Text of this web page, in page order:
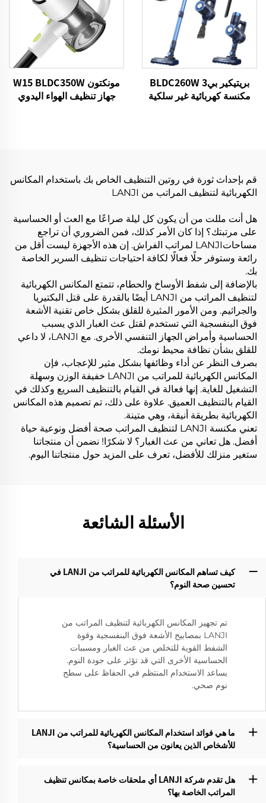
بريتيكير بي3 BLDC260W
مكنسة كهربائية غير سلكية
مونكتون W15 BLDC350W
جهاز تنظيف الهواء اليدوي
قم بإحداث ثورة في روتين التنظيف الخاص بك باستخدام المكانس
الكهربائية لتنظيف المراتب من LANJI
هل أنت مللت من أن يكون كل ليلة صراعًا مع العث أو الحساسية
على مرتبتك؟ إذا كان الأمر كذلك، فمن الضروري أن تراجع
مساحاتLANJI لمراتب الفراش. إن هذه الأجهزة ليست أقل من
رائعة وستوفر حلًا فعالًا لكافة احتياجات تنظيف السرير الخاصة
بك.
بالإضافة إلى شفط الأوساخ والحطام، تتمتع المكانس الكهربائية
لتنظيف المراتب من LANJI أيضًا بالقدرة على قتل البكتيريا
والجراثيم. ومن الأمور المثيرة للقلق بشكل خاص تقنية الأشعة
فوق البنفسجية التي تستخدم لقتل عث الغبار الذي يسبب
الحساسية وأمراض الجهاز التنفسي الأخرى. مع LANJI، لا داعي
للقلق بشأن نظافة محيط نومك.
بصرف النظر عن أداء وظائفها بشكل مثير للإعجاب، فإن
المكانس الكهربائية للمراتب من LANJI خفيفة الوزن وسهلة
التشغيل للغاية. إنها فعالة في القيام بالتنظيف السريع وكذلك في
القيام بالتنظيف العميق. علاوة على ذلك، تم تصميم هذه المكانس
الكهربائية بطريقة أنيقة، وهي متينة.
تعني مكنسة LANJI لتنظيف المراتب صحة أفضل ونوعية حياة
أفضل. هل تعاني من عث الغبار؟ لا شكرًا! نضمن أن منتجاتنا
ستغير منزلك للأفضل، تعرف على المزيد حول منتجاتنا اليوم.
الأسئلة الشائعة
كيف تساهم المكانس الكهربائية للمراتب من LANJI في
تحسين صحة النوم؟
تم تجهيز المكانس الكهربائية لتنظيف المراتب من
LANJI بمصابيح الأشعة فوق البنفسجية وقوة
الشفط القوية للتخلص من عث الغبار ومسببات
الحساسية الأخرى التي قد تؤثر على جودة النوم.
يساعد الاستخدام المنتظم في الحفاظ على سطح
نوم صحي.
ما هي فوائد استخدام المكانس الكهربائية للمراتب من LANJI
للأشخاص الذين يعانون من الحساسية؟‌
هل تقدم شركة LANJI أي ملحقات خاصة بمكانس تنظيف
المراتب الخاصة بها؟‌